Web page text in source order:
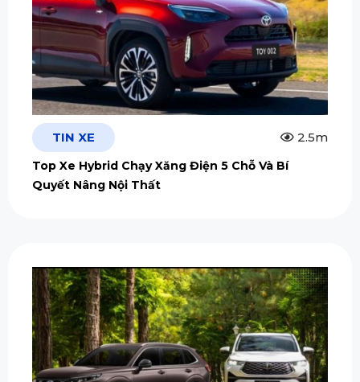
TIN XE 2.5m
Top Xe Hybrid Chạy Xăng Điện 5 Chỗ Và Bí
Quyết Nâng Nội Thất